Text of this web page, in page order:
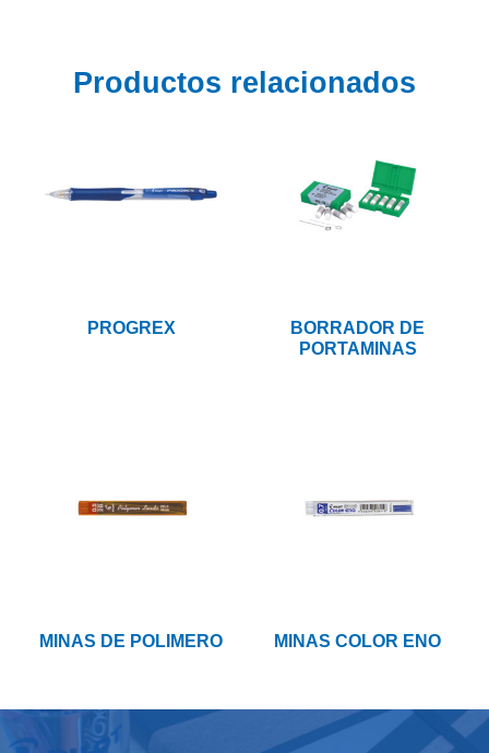
Productos relacionados
PROGREX
BORRADOR DE
PORTAMINAS
MINAS DE POLIMERO MINAS COLOR ENO